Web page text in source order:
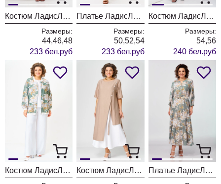
Костюм ЛадисЛайн 1570
Размеры:
44,46,48
233 бел.руб
Платье ЛадисЛайн 1569
Размеры:
50,52,54
233 бел.руб
Костюм ЛадисЛайн 1568 вереск
Размеры:
54,56
240 бел.руб
Костюм ЛадисЛайн 1567 цветы+белый Костюм ЛадисЛайн 1564 кофе+белый Платье ЛадисЛайн 1560 цветы